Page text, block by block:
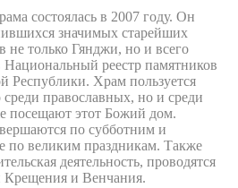
состоялась в 2007 году. Он
значимых старейших
не только Гянджи, но и всего
реестр памятников
Республики. Храм пользуется
православных, но и среди
посещают этот Божий дом.
по субботним и
по великим праздникам. Также
деятельность, проводятся
Крещения и Венчания.